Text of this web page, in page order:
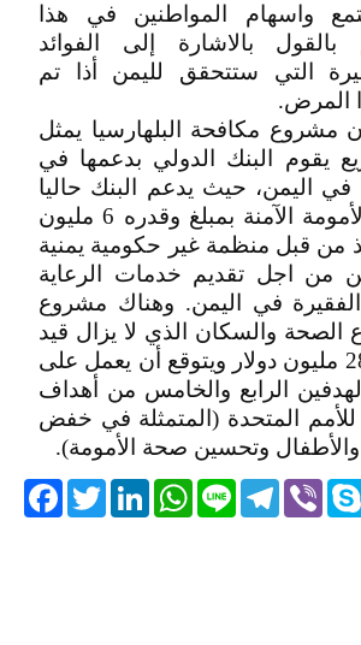
واسهام المواطنين في هذا
بالقول بالاشارة إلى الفوائد
التي ستتحقق لليمن أذا تم
المرض.
إن مشروع مكافحة البلهارسيا يمثل
يقوم البنك الدولي بدعمها في
اليمن، حيث يدعم البنك حاليا
تنفيذ مشروع الأمومة الآمنة بمبلغ وقدره 6 مليون
من قبل منظمة غير حكومية يمنية
من اجل تقديم خدمات الرعاية
الفقيرة في اليمن. وهناك مشروع
الصحة والسكان الذي لا يزال قيد
التحضير بمبلغ 28 مليون دولار ويتوقع أن يعمل على
الرابع والخامس من أهداف
للأمم المتحدة (المتمثلة في خفض
والأطفال وتحسين صحة الأمومة).
TwitterLinkedIn
WhatsApp Line
Telegram Viber